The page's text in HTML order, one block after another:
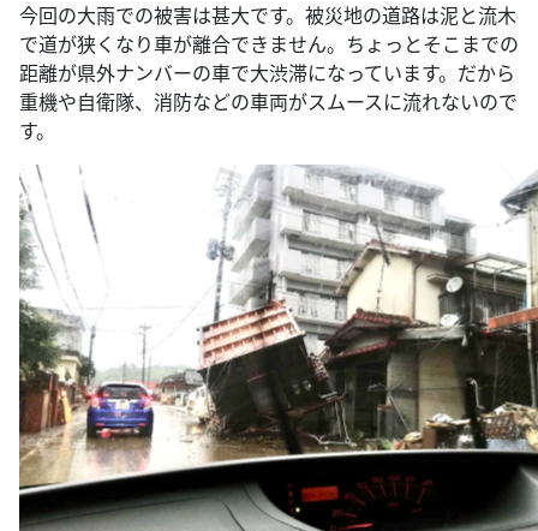
今回の大雨での被害は甚大です。被災地の道路は泥と流木
で道が狭くなり車が離合できません。ちょっとそこまでの
距離が県外ナンバーの車で大渋滞になっています。だから
重機や自衛隊、消防などの車両がスムースに流れないので
す。